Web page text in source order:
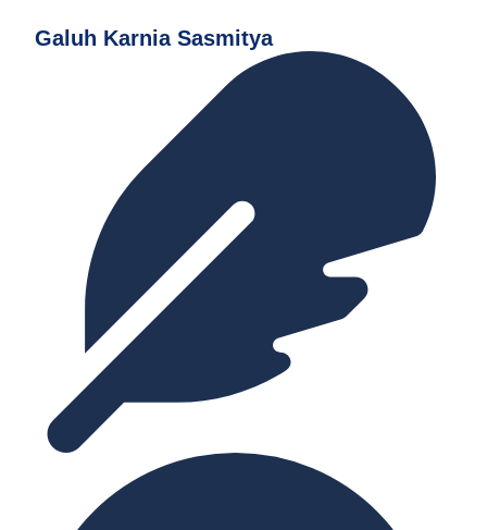
Galuh Karnia Sasmitya